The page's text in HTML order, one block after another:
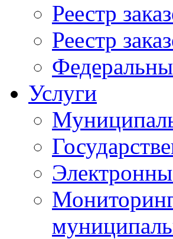
Реестр
Реестр
Услуги
Мониторинг